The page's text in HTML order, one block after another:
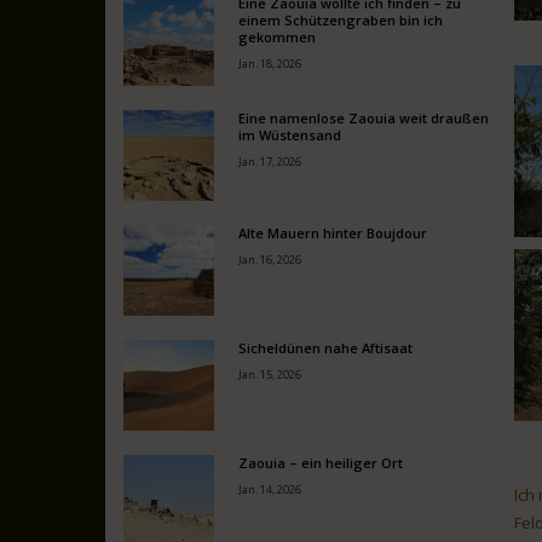
Ich
einem Schützengraben bin ich
gekommen
Jan. 18, 2026
Eine namenlose Zaouia weit draußen
im Wüstensand
Jan. 17, 2026
Alte Mauern hinter Boujdour
Jan. 16, 2026
Sicheldünen nahe Aftisaat
Jan. 15, 2026
Zaouia – ein heiliger Ort
Jan. 14, 2026